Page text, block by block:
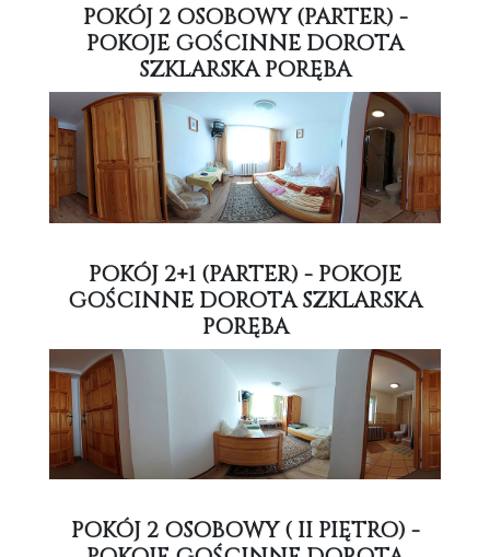
POKÓJ 2 OSOBOWY (PARTER) -
POKOJE GOŚCINNE DOROTA
SZKLARSKA PORĘBA
POKÓJ 2+1 (PARTER) - POKOJE
GOŚCINNE DOROTA SZKLARSKA
PORĘBA
POKÓJ 2 OSOBOWY ( II PIĘTRO) -